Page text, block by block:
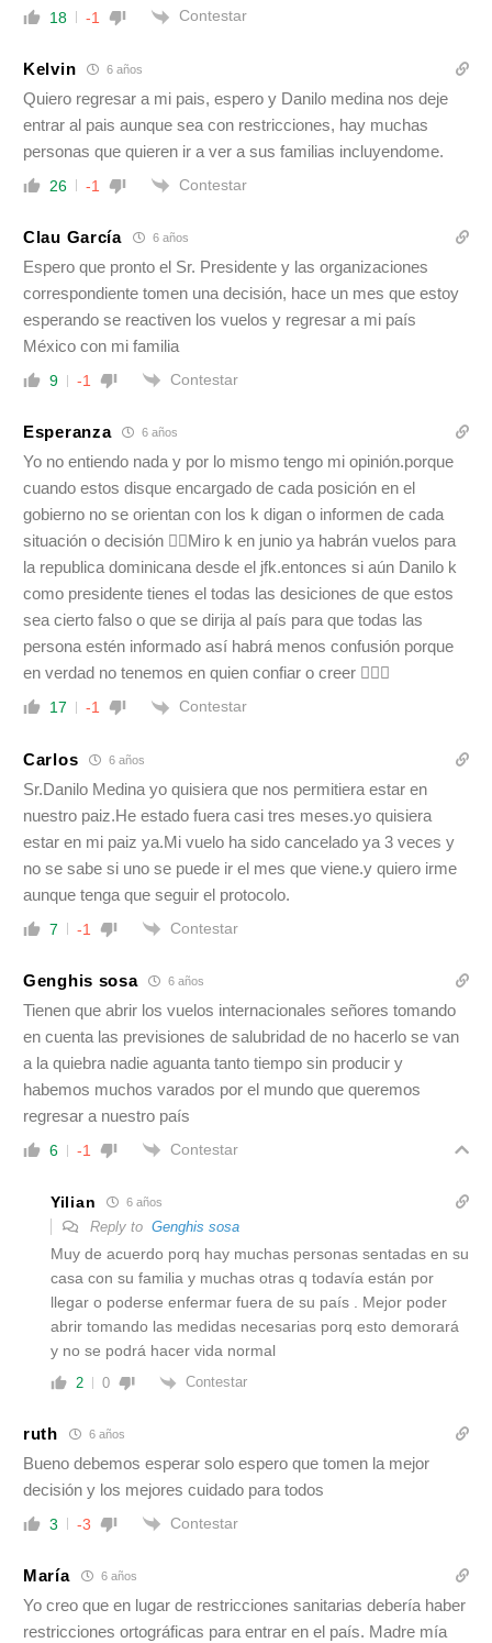
18 -1 Contestar
Kelvin 6 años
Quiero regresar a mi pais, espero y Danilo medina nos deje
entrar al pais aunque sea con restricciones, hay muchas
personas que quieren ir a ver a sus familias incluyendome.
26 -1 Contestar
Clau García 6 años
Espero que pronto el Sr. Presidente y las organizaciones
correspondiente tomen una decisión, hace un mes que estoy
esperando se reactiven los vuelos y regresar a mi país
México con mi familia
9 -1 Contestar
Esperanza 6 años
Yo no entiendo nada y por lo mismo tengo mi opinión.porque
cuando estos disque encargado de cada posición en el
gobierno no se orientan con los k digan o informen de cada
situación o decisión 🤦‍♀️Miro k en junio ya habrán vuelos para
la republica dominicana desde el jfk.entonces si aún Danilo k
como presidente tienes el todas las desiciones de que estos
sea cierto falso o que se dirija al país para que todas las
persona estén informado así habrá menos confusión porque
en verdad no tenemos en quien confiar o creer 🤷🏿‍♀️
17 -1 Contestar
Carlos 6 años
Sr.Danilo Medina yo quisiera que nos permitiera estar en
nuestro paiz.He estado fuera casi tres meses.yo quisiera
estar en mi paiz ya.Mi vuelo ha sido cancelado ya 3 veces y
no se sabe si uno se puede ir el mes que viene.y quiero irme
aunque tenga que seguir el protocolo.
7 -1 Contestar
Genghis sosa 6 años
Tienen que abrir los vuelos internacionales señores tomando
en cuenta las previsiones de salubridad de no hacerlo se van
a la quiebra nadie aguanta tanto tiempo sin producir y
habemos muchos varados por el mundo que queremos
regresar a nuestro país
6 -1 Contestar
Yilian 6 años
Reply to Genghis sosa
Muy de acuerdo porq hay muchas personas sentadas en su
casa con su familia y muchas otras q todavía están por
llegar o poderse enfermar fuera de su país . Mejor poder
abrir tomando las medidas necesarias porq esto demorará
y no se podrá hacer vida normal
2 0 Contestar
ruth 6 años
Bueno debemos esperar solo espero que tomen la mejor
decisión y los mejores cuidado para todos
3 -3 Contestar
María 6 años
Yo creo que en lugar de restricciones sanitarias debería haber
restricciones ortográficas para entrar en el país. Madre mía